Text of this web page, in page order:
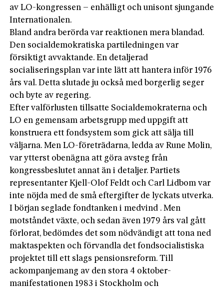
av LO-kongressen – enhälligt och unisont sjungande
Internationalen.
Bland andra berörda var reaktionen mera blandad.
Den socialdemokratiska partiledningen var
försiktigt avvaktande. En detaljerad
socialiseringsplan var inte lätt att hantera inför 1976
års val. Detta slutade ju också med borgerlig seger
och byte av regering.
Efter valförlusten tillsatte Socialdemokraterna och
LO en gemensam arbetsgrupp med uppgift att
konstruera ett fondsystem som gick att sälja till
väljarna. Men LO-företrädarna, ledda av Rune Molin,
var ytterst obenägna att göra avsteg från
kongressbeslutet annat än i detaljer. Partiets
representanter Kjell-Olof Feldt och Carl Lidbom var
inte nöjda med de små eftergifter de lyckats utverka.
I början seglade fondtanken i medvind . Men
motståndet växte, och sedan även 1979 års val gått
förlorat, bedömdes det som nödvändigt att tona ned
maktaspekten och förvandla det fondsocialistiska
projektet till ett slags pensionsreform. Till
ackompanjemang av den stora 4 oktober-
manifestationen 1983 i Stockholm och